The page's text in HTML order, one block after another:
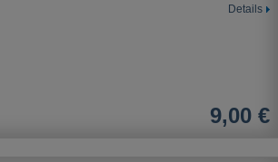
Details
9,00 €